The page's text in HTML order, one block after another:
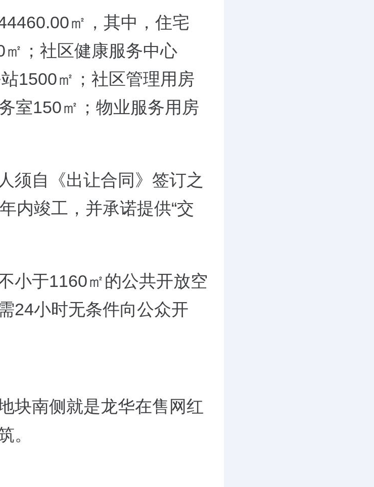
㎡，其中，住宅
；社区健康服务中心
1500㎡；社区管理用房
室150㎡；物业服务用房
须自《出让合同》签订之
内竣工，并承诺提供“交
小于1160㎡的公共开放空
24小时无条件向公众开
块南侧就是龙华在售网红
。